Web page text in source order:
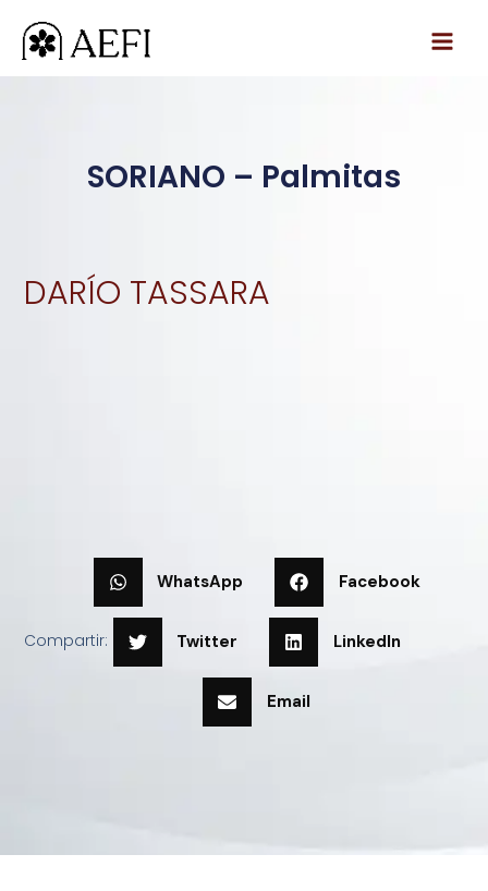
contenido
SORIANO – Palmitas
DARÍO TASSARA
Compartir:
WhatsApp Facebook
Twitter LinkedIn
Email